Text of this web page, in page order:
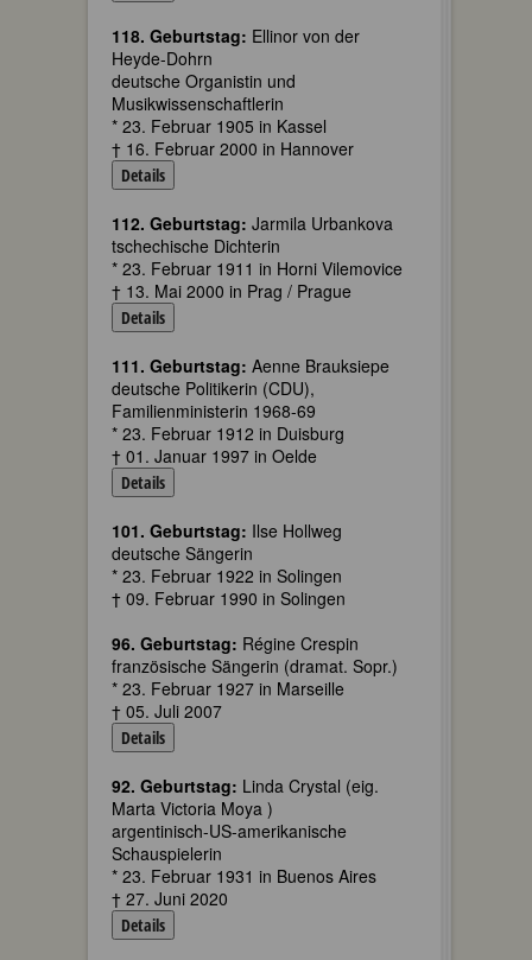
118. Geburtstag: Ellinor von der
Heyde-Dohrn
deutsche Organistin und
Musikwissenschaftlerin
* 23. Februar 1905 in Kassel
† 16. Februar 2000 in Hannover
Details
112. Geburtstag: Jarmila Urbankova
tschechische Dichterin
* 23. Februar 1911 in Horni Vilemovice
† 13. Mai 2000 in Prag / Prague
Details
111. Geburtstag: Aenne Brauksiepe
deutsche Politikerin (CDU),
Familienministerin 1968-69
* 23. Februar 1912 in Duisburg
† 01. Januar 1997 in Oelde
Details
101. Geburtstag: Ilse Hollweg
deutsche Sängerin
* 23. Februar 1922 in Solingen
† 09. Februar 1990 in Solingen
96. Geburtstag: Régine Crespin
französische Sängerin (dramat. Sopr.)
* 23. Februar 1927 in Marseille
† 05. Juli 2007
Details
92. Geburtstag: Linda Crystal (eig.
Marta Victoria Moya )
argentinisch-US-amerikanische
Schauspielerin
* 23. Februar 1931 in Buenos Aires
† 27. Juni 2020
Details